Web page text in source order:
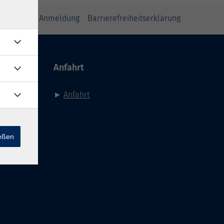
zur Anmeldung Barrierefreiheitserklärung
Anfahrt
► Anfahrt